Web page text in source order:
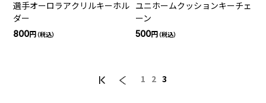
選手オーロラアクリルキーホル
ダー
800円（税込）
ユニホームクッションキーチェ
ーン
500円（税込）
1 2 3